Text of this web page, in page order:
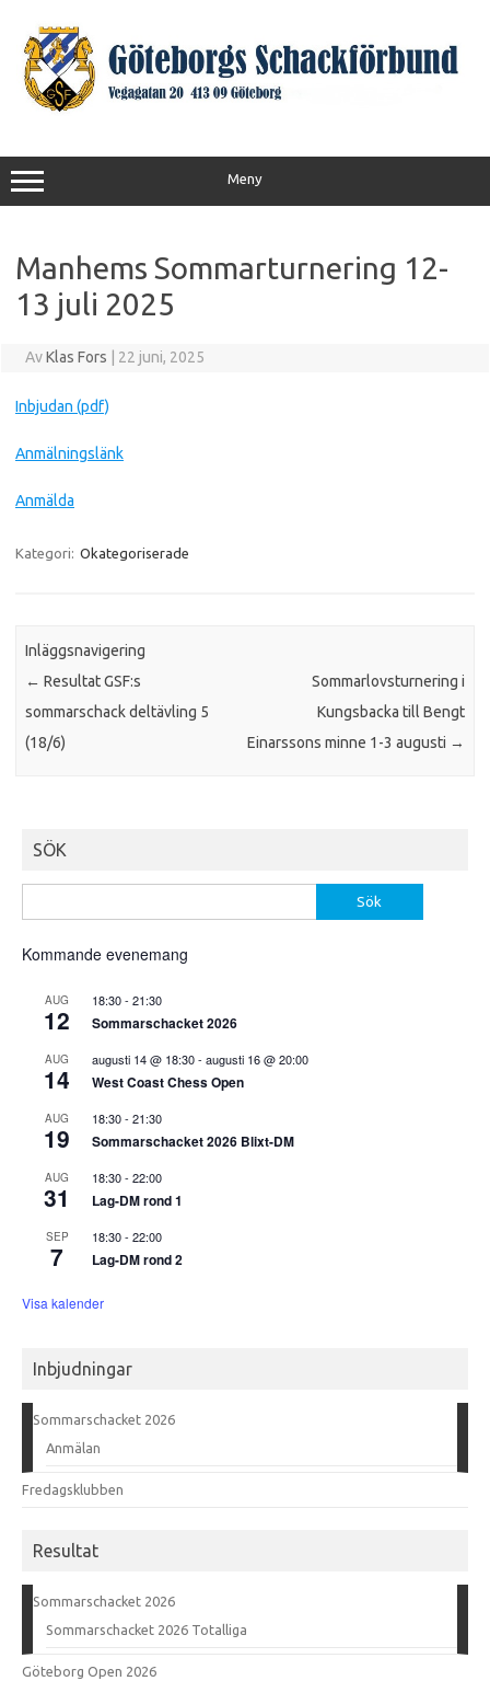
innehåll
Meny
Manhems Sommarturnering 12-
13 juli 2025
AvKlas Fors 22 juni, 2025
Inbjudan (pdf)
Anmälningslänk
Anmälda
Kategori: Okategoriserade
Inläggsnavigering
← Resultat GSF:s
sommarschack deltävling 5
(18/6)
Sommarlovsturnering i
Kungsbacka till Bengt
Einarssons minne 1-3 augusti →
SÖK
efter:
Kommande evenemang
AUG
12
18:30- 21:30
Sommarschacket 2026
AUG
14
augusti 14 @ 18:30- augusti 16 @ 20:00
West Coast Chess Open
AUG
19
18:30- 21:30
Sommarschacket 2026 Blixt-DM
AUG
31
18:30- 22:00
Lag-DM rond 1
SEP
7
18:30- 22:00
Lag-DM rond 2
Visa kalender
Inbjudningar
Sommarschacket 2026
Anmälan
Fredagsklubben
Resultat
Sommarschacket 2026
Sommarschacket 2026 Totalliga
Göteborg Open 2026